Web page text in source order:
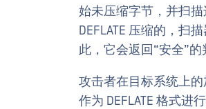
始未压缩字节，并扫
DEFLATE 压缩的，扫
此，它会返回“安全”的
攻击者在目标系统上
作为 DEFLATE 格式进